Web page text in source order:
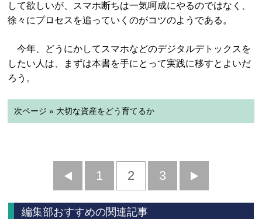
して欲しいが、スマホ断ちは一気呵成にやるのではなく、
徐々にプロセスを追っていくのがコツのようである。
今年、どうにかしてスマホなどのデジタルデトックスを
したい人は、まずは本書を手にとって実践に移すとよいだ
ろう。
次ページ » 大切な資産をどう育てるか
前
へ
1 2 3
へ
編集部おすすめの関連記事